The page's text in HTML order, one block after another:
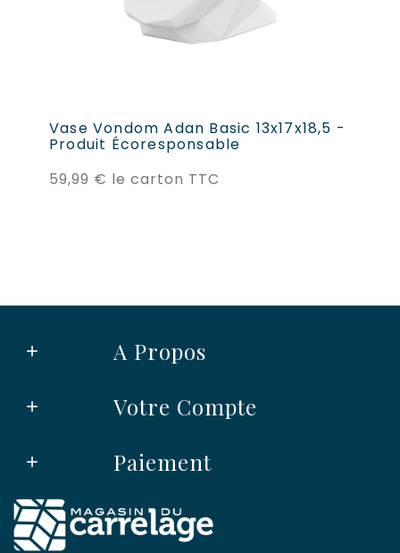
Vase Vondom Adan Basic 13x17x18,5 -
Produit Écoresponsable
59,99 € le carton TTC
A Propos

Votre Compte

Paiement
